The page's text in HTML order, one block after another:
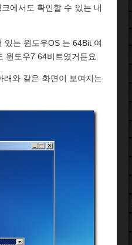
에서도 확인할 수 있는 내
있는 윈도우OS 는 64Bit 여
윈도우7 64비트였거든요.
와 같은 화면이 보여지는